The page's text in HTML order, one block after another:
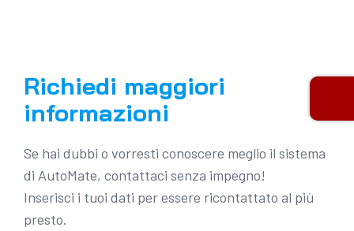
Richiedi maggiori
informazioni
Se hai dubbi o vorresti conoscere meglio il sistema
di AutoMate, contattaci senza impegno!
Inserisci i tuoi dati per essere ricontattato al più
presto.